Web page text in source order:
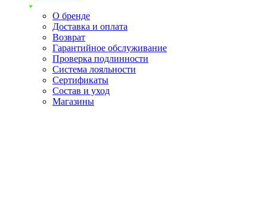
О бренде
Доставка и оплата
Возврат
Гарантийное обслуживание
Проверка подлинности
Система лояльности
Сертификаты
Состав и уход
Магазины